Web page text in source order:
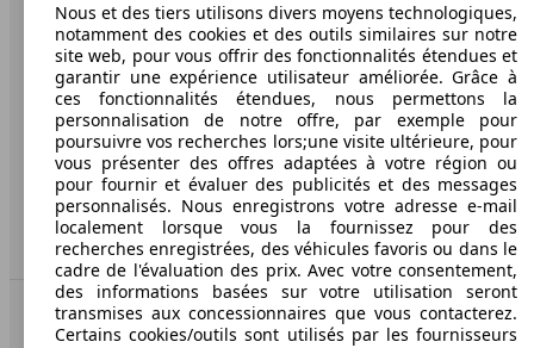
Conditions d'utilisation
Informations légales
Protection des données
Accessibility Statement
Service
Espace Pro
Contact
Nous et des tiers utilisons divers moyens technologiques,
notamment des cookies et des outils similaires sur notre
site web, pour vous offrir des fonctionnalités étendues et
garantir une expérience utilisateur améliorée. Grâce à
ces fonctionnalités étendues, nous permettons la
personnalisation de notre offre, par exemple pour
poursuivre vos recherches lors;une visite ultérieure, pour
vous présenter des offres adaptées à votre région ou
pour fournir et évaluer des publicités et des messages
personnalisés. Nous enregistrons votre adresse e-mail
localement lorsque vous la fournissez pour des
recherches enregistrées, des véhicules favoris ou dans le
cadre de l'évaluation des prix. Avec votre consentement,
des informations basées sur votre utilisation seront
transmises aux concessionnaires que vous contacterez.
Certains cookies/outils sont utilisés par les fournisseurs